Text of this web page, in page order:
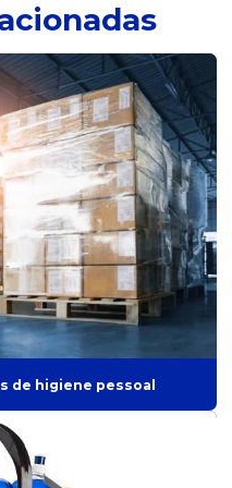
de higiene pessoal